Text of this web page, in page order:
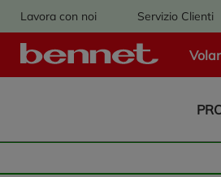
Lavora con noi Servizio Clienti
Logo Bennet - Torna